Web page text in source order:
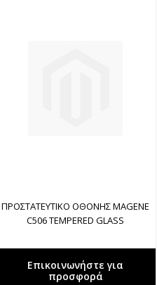
ΠΡΟΣΤΑΤΕΥΤΙΚΟ ΟΘΟΝΗΣ MAGENE
C506 TEMPERED GLASS
Επικοινωνήστε για
προσφορά